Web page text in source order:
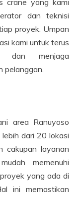
dan teknisi
proyek. Umpan
kami untuk terus
dan menjaga
pelanggan.
area Ranuyoso
dari 20 lokasi
cakupan layanan
memenuhi
yang ada di
ini memastikan